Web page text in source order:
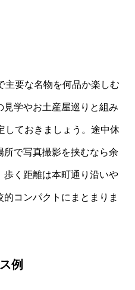
主要な名物を何品か楽しむ
見学やお土産屋巡りと組み
しておきましょう。途中休
で写真撮影を挟むなら余
く距離は本町通り沿いや
コンパクトにまとまりま
例